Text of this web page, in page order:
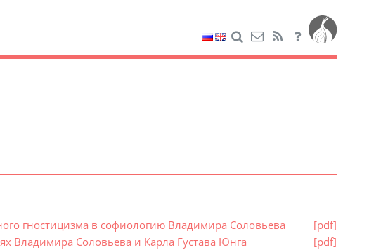
гностицизма в софиологию Владимира Соловьева
[pdf]
Владимира Соловьёва и Карла Густава Юнга
[pdf]